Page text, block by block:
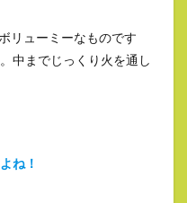
リューミーなものです
中までじっくり火を通し
ね！